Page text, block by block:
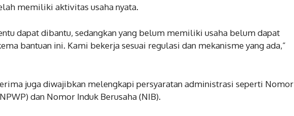
memiliki aktivitas usaha nyata.
dapat dibantu, sedangkan yang belum memiliki usaha belum dapat
bantuan ini. Kami bekerja sesuai regulasi dan mekanisme yang ada,”
juga diwajibkan melengkapi persyaratan administrasi seperti Nomor
dan Nomor Induk Berusaha (NIB).